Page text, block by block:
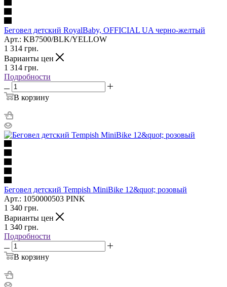
Беговел детский RoyalBaby, OFFICIAL UA черно-желтый
Арт.: KB7500/BLK/YELLOW
1 314 грн.
Варианты цен
1 314 грн.
Подробности
В корзину
Беговел детский Tempish MiniBike 12&quot; розовый
Арт.: 1050000503 PINK
1 340 грн.
Варианты цен
1 340 грн.
Подробности
В корзину